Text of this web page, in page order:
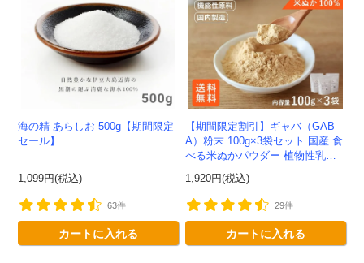
海の精 あらしお 500g【期間限定
セール】
1,099円(税込)
63件
カートに入れる
【期間限定割引】ギャバ（GAB
A）粉末 100g×3袋セット 国産 食
べる米ぬかパウダー 植物性乳酸
菌発酵 -かわしま屋- 【送料無
料】*メール便での発送...
1,920円(税込)
29件
カートに入れる